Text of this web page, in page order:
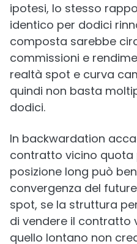
ipotesi, lo stesso
identico per dodici
composta sarebbe
commissioni e
realtà spot e curva
quindi non basta
dodici.
In backwardation
contratto vicino quota
posizione long può
convergenza del
spot, se la struttura
di vendere il contratto
quello lontano non